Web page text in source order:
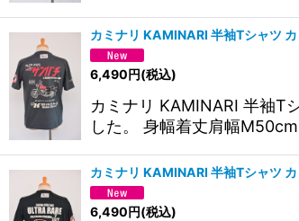
カミナリ KAMINARI 半袖Tシャツ
6,490円(税込)
カミナリ KAMINARI 半袖T
した。 身幅着丈肩幅
カミナリ KAMINARI 半袖Tシャツ
6,490円(税込)